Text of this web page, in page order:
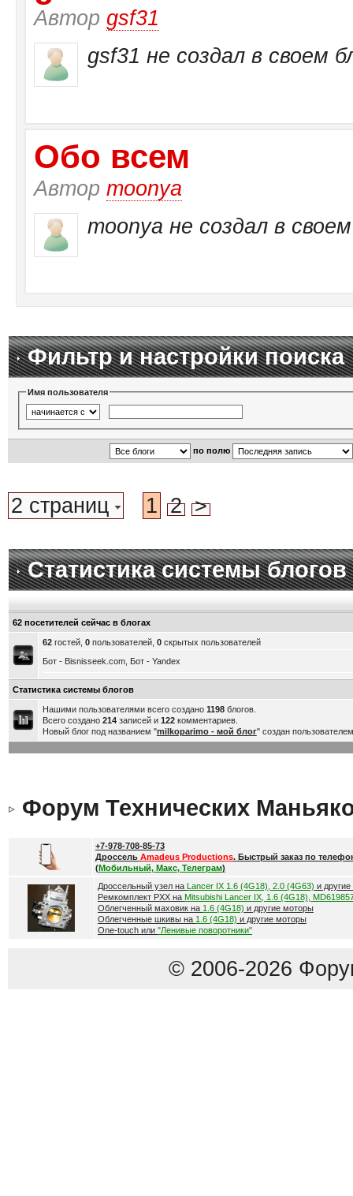
Автор gsf31
gsf31 не создал в своем
Обо всем
Автор moonya
moonya не создал в
Фильтр и настройки поиска
Имя пользователя
по полю
2 страниц 1 2 >
Статистика системы блогов
62 посетителей сейчас в блогах
62гостей, 0пользователей, 0скрытых пользователей
Бот - Bisnisseek.com, Бот - Yandex
Статистика системы блогов
Нашими пользователями всего создано 1198блогов.
Всего создано 214записей и 122комментариев.
Новый блог под названием "milkoparimo - мой блог" создан
Форум Технических
+7-978-708-85-73
Дроссель Amadeus Productions. Быстрый заказ по
(Мобильный, Макс, Телеграм)
Дроссельный узел на Lancer IX 1.6 (4G18), 2.0 (4G63) и
Ремкомплект РХХ на Mitsubishi Lancer IX, 1.6 (4G18),
Облегченный маховик на 1.6 (4G18) и другие моторы
Облегченные шкивы на 1.6 (4G18) и другие моторы
One-touch или "Ленивые поворотники"
© 2006-2026